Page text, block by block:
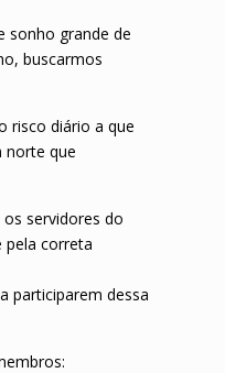
sonho grande de
buscarmos
risco diário a que
norte que
servidores do
pela correta
participarem dessa